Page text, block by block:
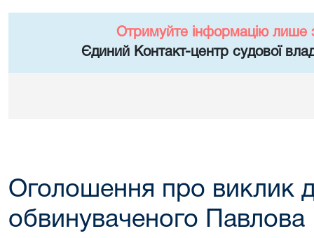
Отримуйте інформацію лише
Єдиний Контакт-центр судової
Оголошення про виклик
обвинуваченого Павлова